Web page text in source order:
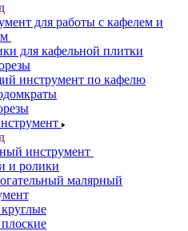
для работы с кафелем и
для кафельной плитки
инструмент по кафелю
инструмент
и ролики
малярный